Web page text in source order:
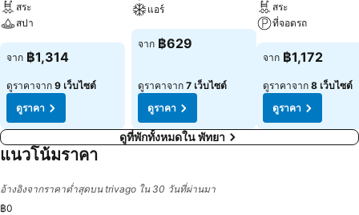
สระ
สปา
จาก ฿1,314
ดูราคาจาก 9 เว็บไซต์
ดูราคา
แอร์
จาก ฿629
ดูราคาจาก 7 เว็บไซต์
ดูราคา
สระ
ที่จอดรถ
จาก ฿1,172
ดูราคาจาก 8 เว็บไซต์
ดูราคา
ดูที่พักทั้งหมดใน พัทยา
แนวโน้มราคา
อ้างอิงจากราคาต่ำสุดบน trivago ใน 30 วันที่ผ่านมา
฿0